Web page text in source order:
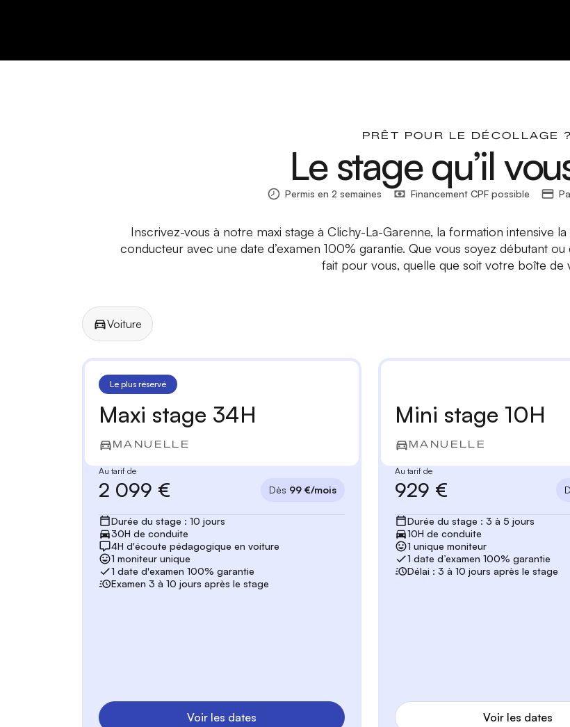
PRÊT POUR LE DÉCOLLAGE ?
Le stage qu’il
Permis en 2 semaines Financement CPF possible
Inscrivez-vous à notre maxi stage à Clichy-La-Garenne, la formation intensive
conducteur avec une date d’examen 100% garantie. Que vous soyez débutant
fait pour vous, quelle que soit votre boîte de
Voiture
Le plus réservé
Maxi stage 34H
MANUELLE
Au tarif de
2 099 € Dès 99 €/mois
Durée du stage : 10 jours
30H de conduite
4H d'écoute pédagogique en voiture
1 moniteur unique
1 date d'examen 100% garantie
Examen 3 à 10 jours après le stage
Voir les dates
Mini stage 10H
MANUELLE
Au tarif de
929 €
Durée du stage : 3 à 5 jours
10H de conduite
1 unique moniteur
1 date d’examen 100% garantie
Délai : 3 à 10 jours après le stage
Voir les dates